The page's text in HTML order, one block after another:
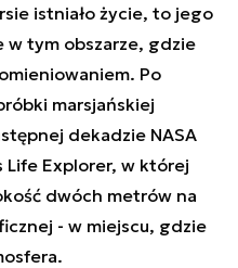
istniało życie, to jego
w tym obszarze, gdzie
Po
marsjańskiej
dekadzie NASA
Life Explorer, w której
dwóch metrów na
- w miejscu, gdzie